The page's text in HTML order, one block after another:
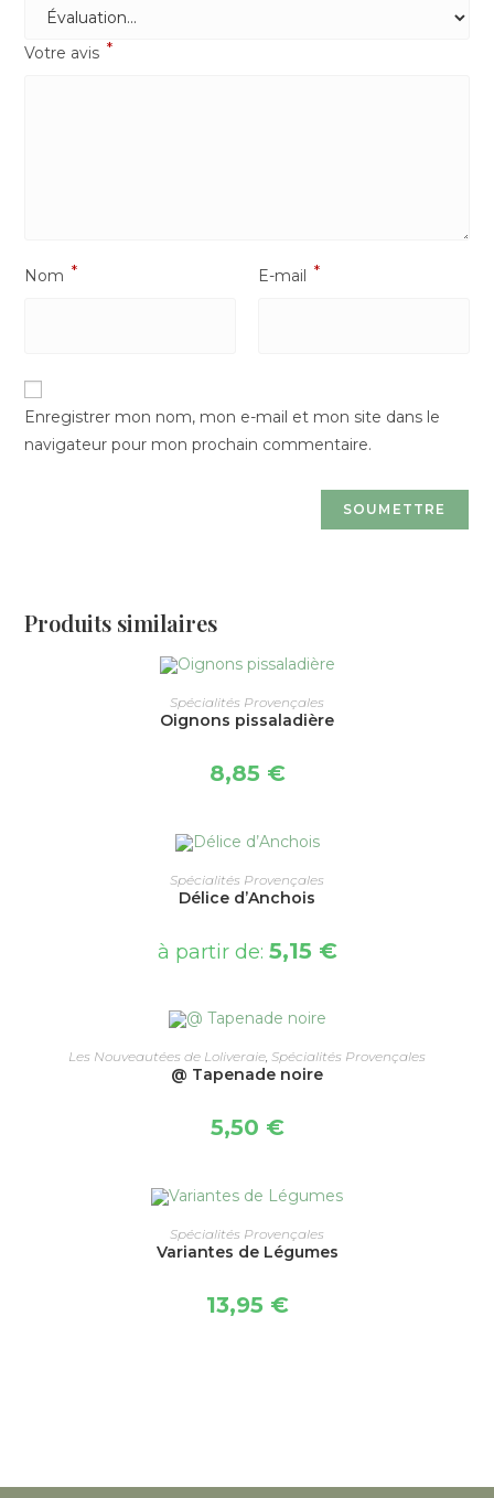
Votre avis *
Nom * E-mail *
Enregistrer mon nom, mon e-mail et mon site dans le
navigateur pour mon prochain commentaire.
Produits similaires
CHOIX DES OPTIONS
Spécialités Provençales
Oignons pissaladière
8,85 €
CHOIX DES OPTIONS
Spécialités Provençales
Délice d’Anchois
à partir de: 5,15 €
AJOUTER AU PANIER
Les Nouveautées de Loliveraie, Spécialités Provençales
@ Tapenade noire
5,50 €
CHOIX DES OPTIONS
Spécialités Provençales
Variantes de Légumes
13,95 €